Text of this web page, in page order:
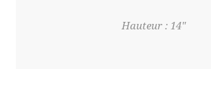
Hauteur : 14"